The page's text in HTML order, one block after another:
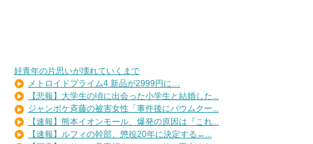
好青年の片思いが壊れていくまで
メトロイドプライム4 新品が2999円に…
【悲報】大学生の頃に出会った小学生と結婚した...
ジャンポケ斉藤の被害女性「事件後にバウムクー...
【速報】熊本イオンモール、爆発の原因は『これ...
【速報】ルフィの幹部、懲役20年に決定する←...